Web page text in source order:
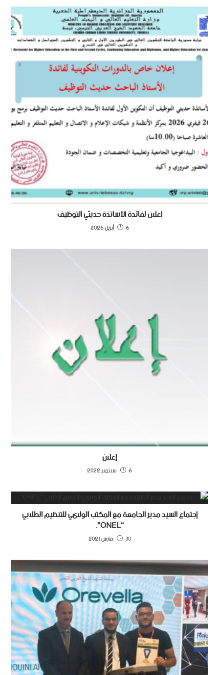
اعلان لفائدة اﻷساتذة حديثي التوظيف
6 أبريل 2026
إعلان
6 سبتمبر 2022
إجتماع السيد مدير الجامعة مع المكتب الولاىي للتنظيم الطلابي
“ONEL”.
30 مارس 2021